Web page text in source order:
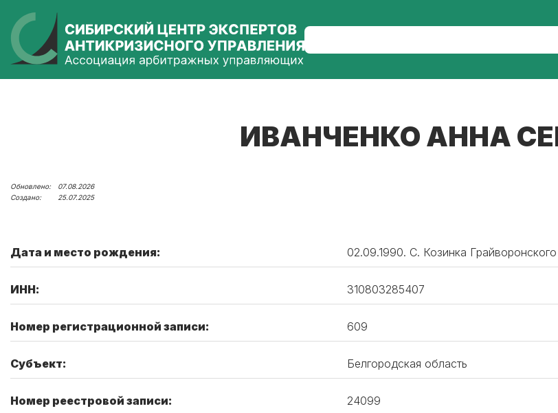
ИВАНЧЕНКО АННА
07.08.2026
25.07.2025
Дата и место рождения: 02.09.1990. С. Козинка
ИНН: 310803285407
Номер регистрационной записи: 609
Субъект: Белгородская область
Номер реестровой записи: 24099